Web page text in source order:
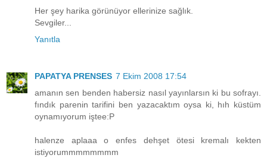
Her şey harika görünüyor ellerinize sağlık.
Sevgiler...
Yanıtla
PAPATYA PRENSES 7 Ekim 2008 17:54
amanın sen benden habersiz nasıl yayınlarsın ki bu sofrayı.
fındık parenin tarifini ben yazacaktım oysa ki, hıh küstüm
oynamıyorum iştee:P
halenze aplaaa o enfes dehşet ötesi kremalı kekten
istiyorummmmmmmm